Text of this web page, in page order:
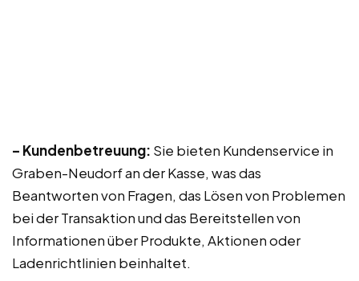
– Kundenbetreuung: Sie bieten Kundenservice in
Graben-Neudorf an der Kasse, was das
Beantworten von Fragen, das Lösen von Problemen
bei der Transaktion und das Bereitstellen von
Informationen über Produkte, Aktionen oder
Ladenrichtlinien beinhaltet.